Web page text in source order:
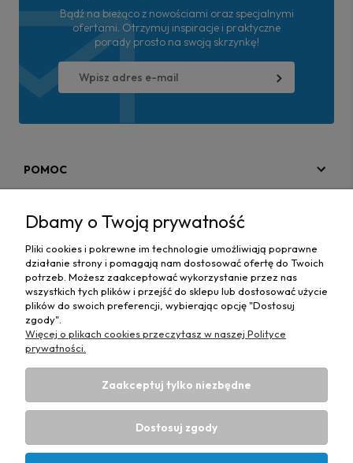
Bądź na bieżąco z nowościami oraz specjalnymi
ofertami. Otrzymuj inspiracje i praktyczne
porady prosto na swoją skrzynkę!
POMOC
MAPA STRONY
INFORMACJE
Hurtownia materiałów tapicerskich Adrian| ul. Chorzowska
50e, 44-100 Gliwice, woj. śląskie | E-mail:
6312703341
Dbamy o Twoją prywatność
Pliki cookies i pokrewne im technologie umożliwiają poprawne
działanie strony i pomagają nam dostosować ofertę do Twoich
potrzeb. Możesz zaakceptować wykorzystanie przez nas
wszystkich tych plików i przejść do sklepu lub dostosować użycie
plików do swoich preferencji, wybierając opcję "Dostosuj
zgody".
Więcej o plikach cookies przeczytasz w naszej Polityce
prywatności.
Zaakceptuj tylko niezbędne
Dostosuj zgody